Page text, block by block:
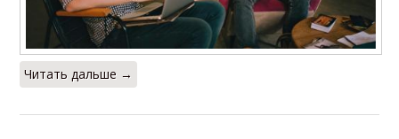
Читать дальше →